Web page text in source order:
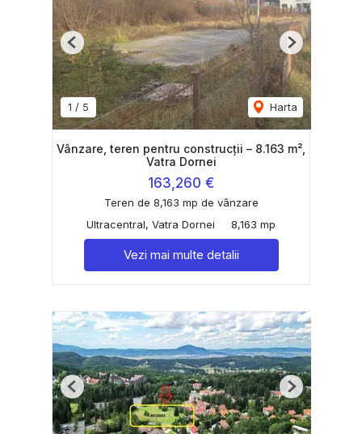
1 / 5 Harta
Previous Next
Vânzare, teren pentru construcții – 8.163 m²,
Vatra Dornei
163,260 €
Teren de 8,163 mp de vânzare
Ultracentral, Vatra Dornei
8,163 mp
Vezi mai multe detalii
Previous Next